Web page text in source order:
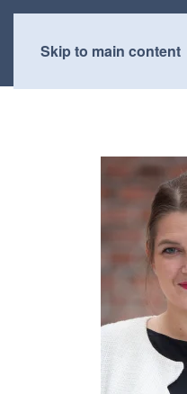
Skip to main content